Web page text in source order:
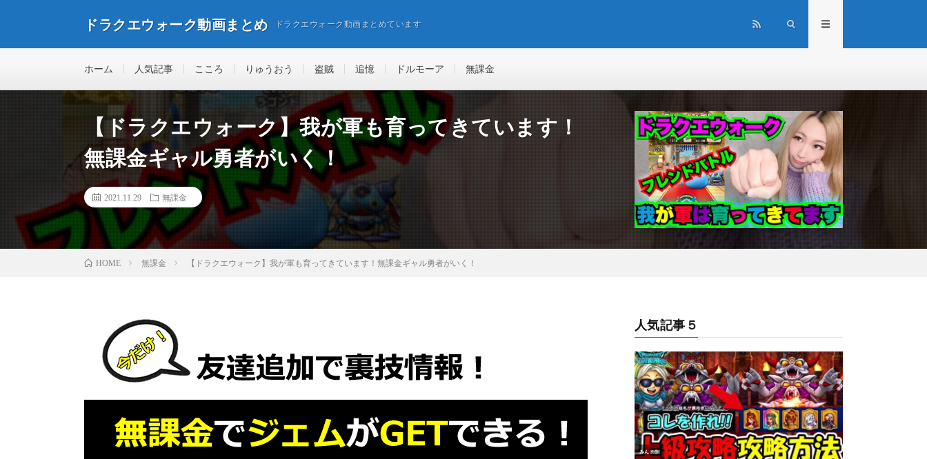
ドラクエウォーク動画まとめ ドラクエウォーク動画まとめています
ホーム 人気記事 こころ りゅうおう 盗賊 追憶 ドルモーア 無課金
【ドラクエウォーク】我が軍も育ってきています！
無課金ギャル勇者がいく！
2021.11.29 無課金
HOME 無課金 【ドラクエウォーク】我が軍も育ってきています！無課金ギャル勇者がいく！
人気記事５